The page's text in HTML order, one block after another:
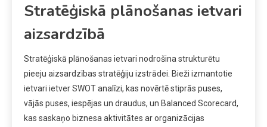
Stratēģiskā plānošanas ietvari
aizsardzībā
Stratēģiskā plānošanas ietvari nodrošina strukturētu
pieeju aizsardzības stratēģiju izstrādei. Bieži izmantotie
ietvari ietver SWOT analīzi, kas novērtē stiprās puses,
vājās puses, iespējas un draudus, un Balanced Scorecard,
kas saskaņo biznesa aktivitātes ar organizācijas